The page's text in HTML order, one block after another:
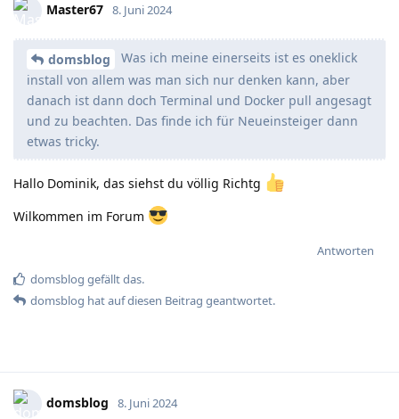
Master67 8. Juni 2024
domsblog
Was ich meine einerseits ist es oneklick
install von allem was man sich nur denken kann, aber
danach ist dann doch Terminal und Docker pull angesagt
und zu beachten. Das finde ich für Neueinsteiger dann
etwas tricky.
Hallo Dominik, das siehst du völlig Richtg
Wilkommen im Forum
Antworten
domsblog gefällt das.
domsblog hatauf diesen Beitrag geantwortet.
domsblog 8. Juni 2024